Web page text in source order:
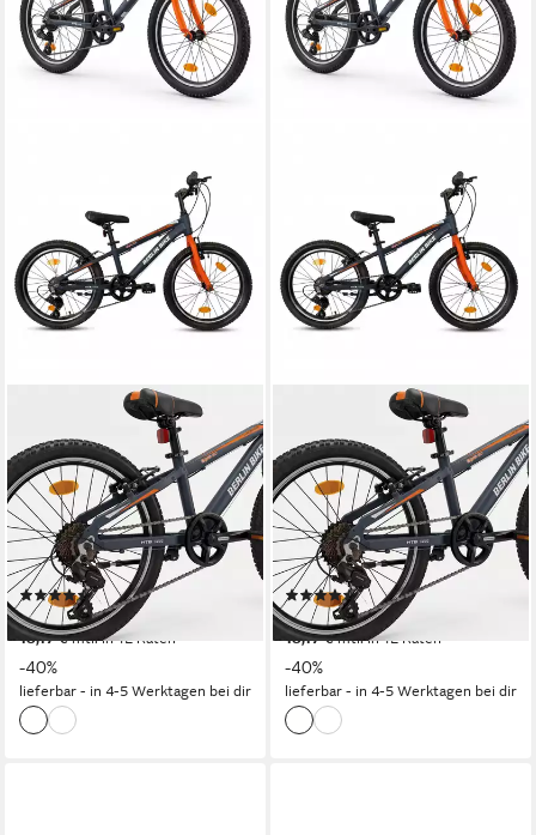
Kinderfahrrad 20 Zoll MTB
Kid Grizz Serien, leichtes
Aluminiumrahmen
25,4 cm Rahmenhöhe
7
Gänge
100 kg Zul. Gesamtgewicht
(4)
199,00 € UVP 329,00 €
18,17 €mtl. in 12 Raten
-40%
lieferbar - in 4-5 Werktagen bei dir
Kinderfahrrad 20 Zoll MTB
Kid Grizz Serien, leichtes
Aluminiumrahmen
25,4 cm Rahmenhöhe
7
Gänge
100 kg Zul. Gesamtgewicht
(4)
199,00 € UVP 329,00 €
18,17 €mtl. in 12 Raten
-40%
lieferbar - in 4-5 Werktagen bei dir